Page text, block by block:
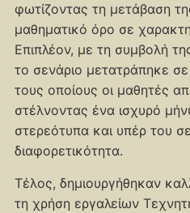
φωτίζοντας τη μετάβαση
μαθηματικό όρο σε
Επιπλέον, με τη συμβολή
το σενάριο μετατράπηκε σε
τους οποίους οι μαθητές
στέλνοντας ένα ισχυρό
στερεότυπα και υπέρ του
διαφορετικότητα.
Τέλος, δημιουργήθηκαν
τη χρήση εργαλείων